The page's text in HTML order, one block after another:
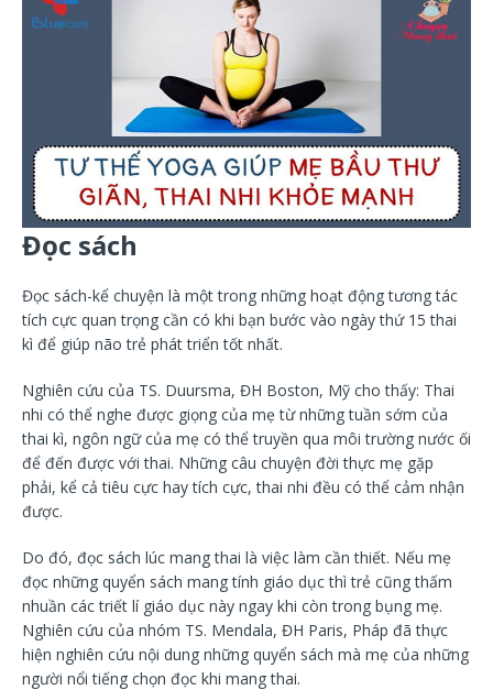
Đọc sách
Đọc sách-kể chuyện là một trong những hoạt động tương tác
tích cực quan trọng cần có khi bạn bước vào ngày thứ 15 thai
kì để giúp não trẻ phát triển tốt nhất.
Nghiên cứu của TS. Duursma, ĐH Boston, Mỹ cho thấy: Thai
nhi có thể nghe được giọng của mẹ từ những tuần sớm của
thai kì, ngôn ngữ của mẹ có thể truyền qua môi trường nước ối
để đến được với thai. Những câu chuyện đời thực mẹ gặp
phải, kể cả tiêu cực hay tích cực, thai nhi đều có thể cảm nhận
được.
Do đó, đọc sách lúc mang thai là việc làm cần thiết. Nếu mẹ
đọc những quyển sách mang tính giáo dục thì trẻ cũng thấm
nhuần các triết lí giáo dục này ngay khi còn trong bụng mẹ.
Nghiên cứu của nhóm TS. Mendala, ĐH Paris, Pháp đã thực
hiện nghiên cứu nội dung những quyển sách mà mẹ của những
người nổi tiếng chọn đọc khi mang thai.